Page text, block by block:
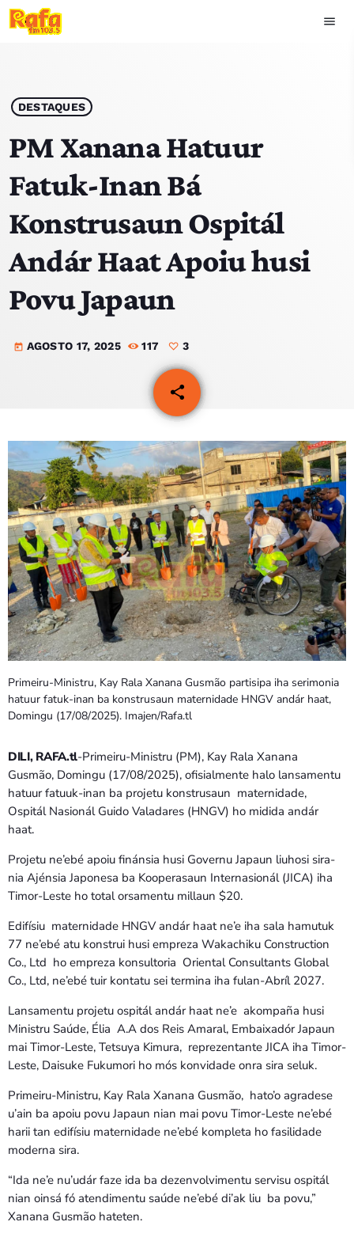
menu
play_arrow OUVIR RAFA
HOME
NOTÍCIAS
EQUIPA
TOP 15
PODCASTS
EVENTOS
CONTACTOS
PORTUGUÊS keyboard_arrow_down
TÉTUM
PORTUGUÊS
PRÓXIMOS PROGRAMAS
Bom dia RAFA
7:00 AM - 10:00 AM
Bom dia RAFA
7:00 AM - 9:00 AM
Bom dia RAFA
7:00 AM - 10:00 AM
DESTAQUES
PM Xanana Hatuur
Fatuk-Inan Bá
Konstrusaun Ospitál
Andár Haat Apoiu husi
Povu Japaun
today AGOSTO 17, 2025 117 3
share
email
Primeiru-Ministru, Kay Rala Xanana Gusmão partisipa iha serimonia
hatuur fatuk-inan ba konstrusaun maternidade HNGV andár haat,
Domingu (17/08/2025). Imajen/Rafa.tl
DILI, RAFA.tl-Primeiru-Ministru (PM), Kay Rala Xanana
Gusmão, Domingu (17/08/2025), ofisialmente halo lansamentu
hatuur fatuuk-inan ba projetu konstrusaun maternidade,
Ospitál Nasionál Guido Valadares (HNGV) ho midida andár
haat.
Projetu ne’ebé apoiu finánsia husi Governu Japaun liuhosi sira-
nia Ajénsia Japonesa ba Kooperasaun Internasionál (JICA) iha
Timor-Leste ho total orsamentu millaun $20.
Edifísiu maternidade HNGV andár haat ne’e iha sala hamutuk
77 ne’ebé atu konstrui husi empreza Wakachiku Construction
Co., Ltd ho empreza konsultoria Oriental Consultants Global
Co., Ltd, ne’ebé tuir kontatu sei termina iha fulan-Abríl 2027.
Lansamentu projetu ospitál andár haat ne’e akompaña husi
Ministru Saúde, Élia A.A dos Reis Amaral, Embaixadór Japaun
mai Timor-Leste, Tetsuya Kimura, reprezentante JICA iha Timor-
Leste, Daisuke Fukumori ho mós konvidade onra sira seluk.
Primeiru-Ministru, Kay Rala Xanana Gusmão, hato’o agradese
u’ain ba apoiu povu Japaun nian mai povu Timor-Leste ne’ebé
harii tan edifísiu maternidade ne’ebé kompleta ho fasilidade
moderna sira.
“Ida ne’e nu’udár faze ida ba dezenvolvimentu servisu ospitál
nian oinsá fó atendimentu saúde ne’ebé di’ak liu ba povu,”
Xanana Gusmão hateten.